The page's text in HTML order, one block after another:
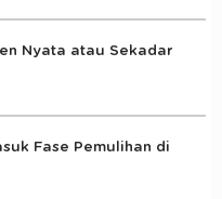
Nyata atau Sekadar
Fase Pemulihan di